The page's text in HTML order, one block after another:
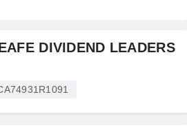
DIVIDEND LEADERS